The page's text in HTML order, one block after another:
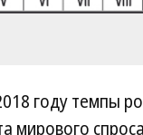
году темпы
мирового